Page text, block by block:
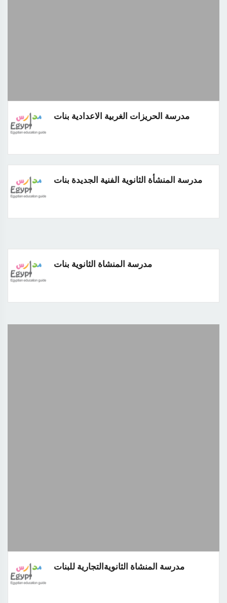
مدرسة الحريزات الغربية الاعدادية بنات
مدرسة المنشأة الثانوية الفنية الجديدة بنات
مدرسة المنشاة الثانوية بنات
مدرسة المنشاة الثانويةالتجارية للبنات